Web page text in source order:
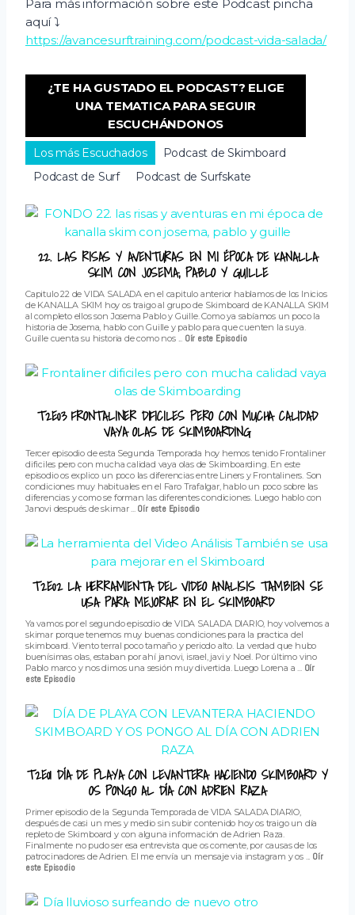
Para más información sobre este Podcast pincha
aquí ⤵️
https://avancesurftraining.com/podcast-vida-salada/
¿TE HA GUSTADO EL PODCAST? ELIGE
UNA TEMATICA PARA SEGUIR
ESCUCHÁNDONOS
Los más Escuchados
Podcast de Skimboard
Podcast de Surf
Podcast de Surfskate
22. LAS RISAS Y AVENTURAS EN MI ÉPOCA DE KANALLA
SKIM CON JOSEMA, PABLO Y GUILLE
Capitulo 22 de VIDA SALADA en el capitulo anterior hablamos de los Inicios
de KANALLA SKIM hoy os traigo al grupo de Skimboard de KANALLA SKIM
al completo ellos son Josema Pablo y Guille. Como ya sabíamos un poco la
historia de Josema, hablo con Guille y pablo para que cuenten la suya.
Guille cuenta su historia de como nos ... Oír este Episodio
T2E03 FRONTALINER DIFICILES PERO CON MUCHA CALIDAD
VAYA OLAS DE SKIMBOARDING
Tercer episodio de esta Segunda Temporada hoy hemos tenido Frontaliner
dificiles pero con mucha calidad vaya olas de Skimboarding. En este
episodio os explico un poco las diferencias entre Liners y Frontaliners. Son
condiciones muy habituales en el Faro Trafalgar, hablo un poco sobre las
diferencias y como se forman las diferentes condiciones. Luego hablo con
Janovi después de skimar ... Oír este Episodio
T2E02 LA HERRAMIENTA DEL VIDEO ANALISIS TAMBIEN SE
USA PARA MEJORAR EN EL SKIMBOARD
Ya vamos por el segundo episodio de VIDA SALADA DIARIO, hoy volvemos a
skimar porque tenemos muy buenas condiciones para la practica del
skimboard. Viento terral poco tamaño y periodo alto. La verdad que hubo
buenísimas olas, estaban por ahí janovi, israel, javi y Noel. Por último vino
Pablo marco y nos dimos una sesión muy divertida. Luego Lorena a ... Oír
este Episodio
T2E01 DÍA DE PLAYA CON LEVANTERA HACIENDO SKIMBOARD Y
OS PONGO AL DÍA CON ADRIEN RAZA
Primer episodio de la Segunda Temporada de VIDA SALADA DIARIO,
después de casi un mes y medio sin subir contenido hoy os traigo un día
repleto de Skimboard y con alguna información de Adrien Raza.
Finalmente no pudo ser esa entrevista que os comente, por causas de los
patrocinadores de Adrien. El me envía un mensaje via instagram y os ... Oír
este Episodio